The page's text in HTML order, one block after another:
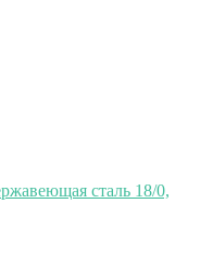
сталь 18/0,